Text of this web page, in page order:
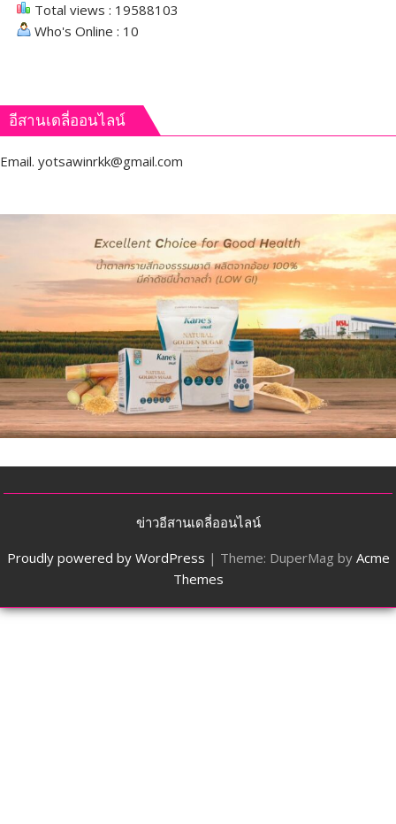
Total views : 19588103
Who's Online : 10
อีสานเดลี่ออนไลน์
Email. yotsawinrkk@gmail.com
ข่าวอีสานเดลี่ออนไลน์
Proudly powered by WordPress | Theme: DuperMag by Acme
Themes